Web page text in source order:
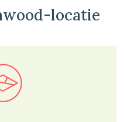
locatie
kaartviewer